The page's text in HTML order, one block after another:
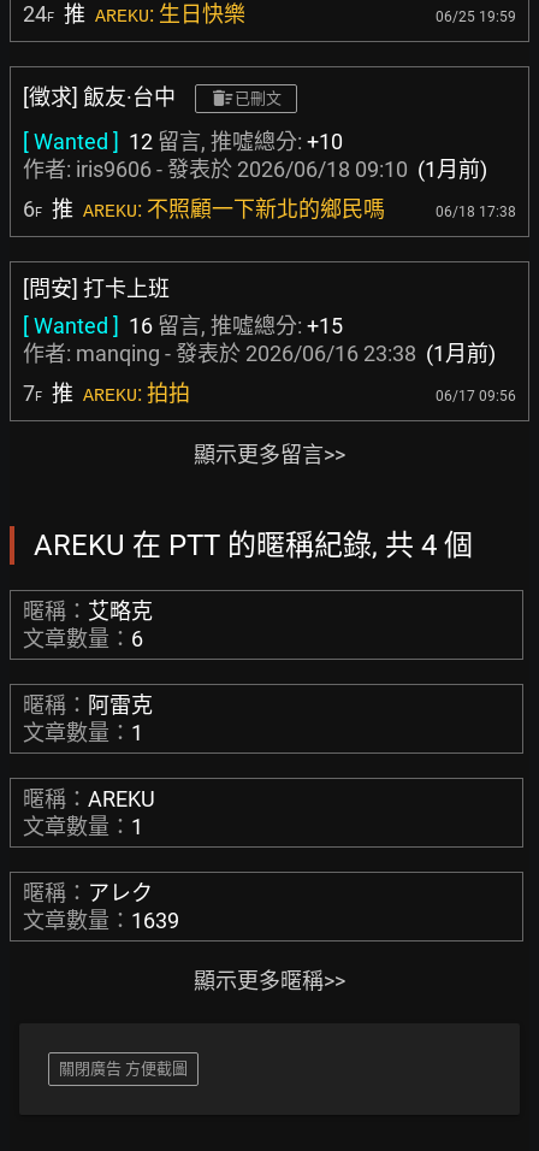
24F 推 AREKU: 生日快樂 06/25 19:59
[徵求] 飯友·台中 已刪文
[ Wanted ] 12 留言, 推噓總分: +10
作者: iris9606- 發表於 2026/06/18 09:10 (1月前)
6F 推 AREKU: 不照顧一下新北的鄉民嗎 06/18 17:38
[問安] 打卡上班
[ Wanted ] 16 留言, 推噓總分: +15
作者: manqing - 發表於 2026/06/16 23:38 (1月前)
7F 推 AREKU: 拍拍 06/17 09:56
顯示更多留言>>
AREKU 在 PTT 的暱稱紀錄, 共 4 個
暱稱： 艾略克
文章數量： 6
暱稱： 阿雷克
文章數量： 1
暱稱： AREKU
文章數量： 1
暱稱： アレク
文章數量： 1639
顯示更多暱稱>>
關閉廣告 方便截圖